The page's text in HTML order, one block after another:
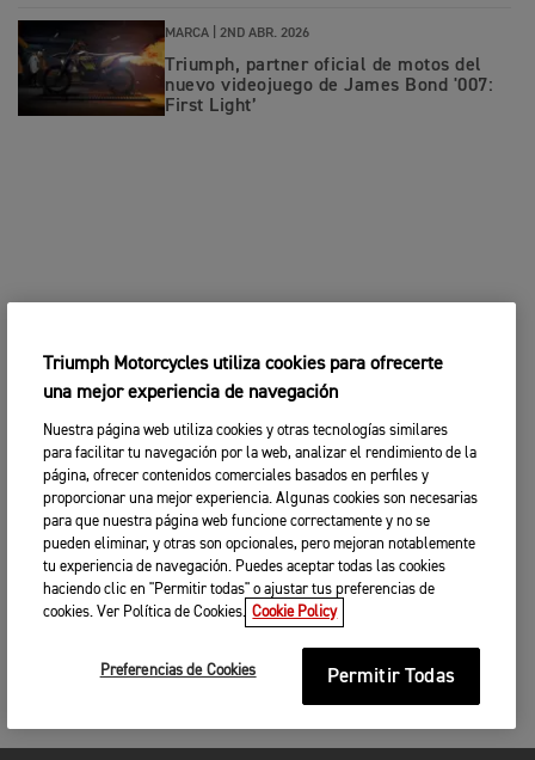
MARCA | 2ND ABR. 2026
Triumph, partner oficial de motos del
nuevo videojuego de James Bond '007:
First Light’
Triumph Motorcycles utiliza cookies para ofrecerte
una mejor experiencia de navegación
Nuestra página web utiliza cookies y otras tecnologías similares
para facilitar tu navegación por la web, analizar el rendimiento de la
página, ofrecer contenidos comerciales basados en perfiles y
proporcionar una mejor experiencia. Algunas cookies son necesarias
para que nuestra página web funcione correctamente y no se
pueden eliminar, y otras son opcionales, pero mejoran notablemente
tu experiencia de navegación. Puedes aceptar todas las cookies
haciendo clic en "Permitir todas" o ajustar tus preferencias de
cookies. Ver Política de Cookies. Cookie Policy
Preferencias de Cookies Permitir Todas